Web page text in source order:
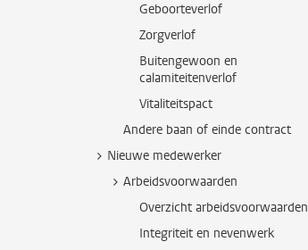
Geboorteverlof
Zorgverlof
Buitengewoon en
calamiteitenverlof
Vitaliteitspact
Andere baan of einde contract
Nieuwe medewerker
Arbeidsvoorwaarden
Overzicht arbeidsvoorwaarden
Integriteit en nevenwerk